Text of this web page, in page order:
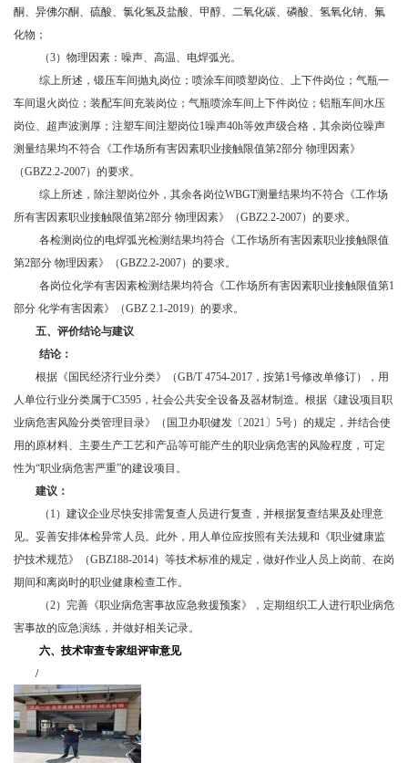
酮、异佛尔酮、硫酸、氯化氢及盐酸、甲醇、二氧化碳、磷酸、氢氧化钠、氟
化物；
（3）物理因素：噪声、高温、电焊弧光。
综上所述，锻压车间抛丸岗位；喷涂车间喷塑岗位、上下件岗位；气瓶一
车间退火岗位；装配车间充装岗位；气瓶喷涂车间上下件岗位；铝瓶车间水压
岗位、超声波测厚；注塑车间注塑岗位1噪声40h等效声级合格，其余岗位噪声
测量结果均不符合《工作场所有害因素职业接触限值第2部分 物理因素》
（GBZ2.2-2007）的要求。
综上所述，除注塑岗位外，其余各岗位WBGT测量结果均不符合《工作场
所有害因素职业接触限值第2部分 物理因素》（GBZ2.2-2007）的要求。
各检测岗位的电焊弧光检测结果均符合《工作场所有害因素职业接触限值
第2部分 物理因素》（GBZ2.2-2007）的要求。
各岗位化学有害因素检测结果均符合《工作场所有害因素职业接触限值第1
部分 化学有害因素》（GBZ 2.1-2019）的要求。
五、 评价结论与建议
结论：
根据《国民经济行业分类》（GB/T 4754-2017，按第1号修改单修订），用
人单位行业分类属于C3595，社会公共安全设备及器材制造。根据《建设项目职
业病危害风险分类管理目录》（国卫办职健发〔2021〕5号）的规定，并结合使
用的原材料、主要生产工艺和产品等可能产生的职业病危害的风险程度，可定
性为“职业病危害严重”的建设项目。
建议：
（1）建议企业尽快安排需复查人员进行复查，并根据复查结果及处理意
见。妥善安排体检异常人员。此外，用人单位应按照有关法规和《职业健康监
护技术规范》（GBZ188-2014）等技术标准的规定，做好作业人员上岗前、在岗
期间和离岗时的职业健康检查工作。
（2）完善《职业病危害事故应急救援预案》，定期组织工人进行职业病危
害事故的应急演练，并做好相关记录。
六、 技术审查专家组评审意见
/